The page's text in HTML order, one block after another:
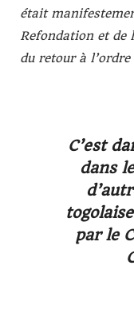
était
Refondation et de
du retour à
C’est
dans
par le